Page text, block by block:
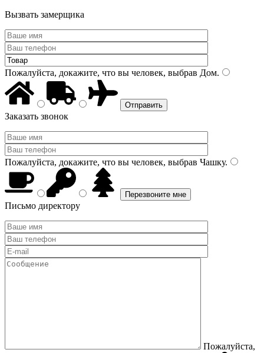
Вызвать замерщика
Пожалуйста, докажите, что вы человек, выбрав Дом.
Заказать звонок
Пожалуйста, докажите, что вы человек, выбрав Чашку.
Письмо директору
Пожалуйста,